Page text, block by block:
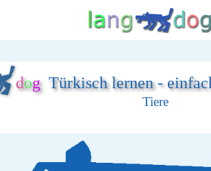
dogTürkisch lernen -
Tiere